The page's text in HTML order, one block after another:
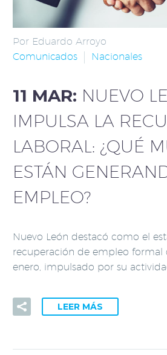
Por Eduardo Arroyo
Comunicados
Nacionales
11 MAR: NUEVO
IMPULSA LA
LABORAL: ¿QUÉ
ESTÁN
EMPLEO?
Nuevo León destacó como el
recuperación de empleo formal
enero, impulsado por su
LEER MÁS